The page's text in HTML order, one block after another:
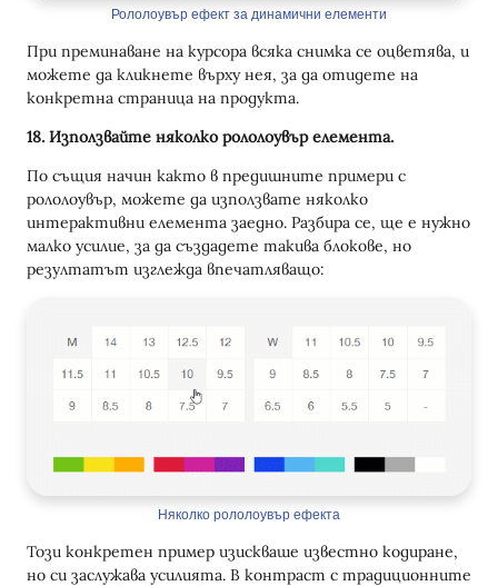
Рололоувър ефект за динамични елементи
При преминаване на курсора всяка снимка се оцветява, и
можете да кликнете върху нея, за да отидете на
конкретна страница на продукта.
18. Използвайте няколко рололоувър елемента.
По същия начин както в предишните примери с
рололоувър, можете да използвате няколко
интерактивни елемента заедно. Разбира се, ще е нужно
малко усилие, за да създадете такива блокове, но
резултатът изглежда впечатляващо:
Няколко рололоувър ефекта
Този конкретен пример изискваше известно кодиране,
но си заслужава усилията. В контраст с традиционните